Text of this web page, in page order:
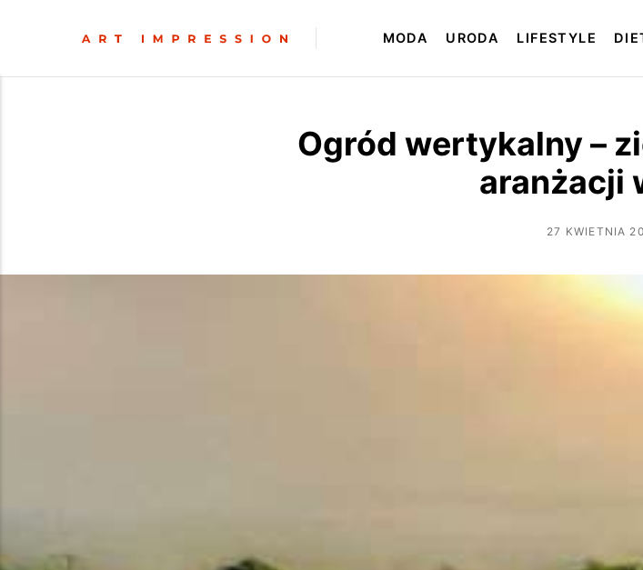
MODA URODA LIFESTYLE
Ogród wertykalny –
aranżacji
27 KWIETNIA